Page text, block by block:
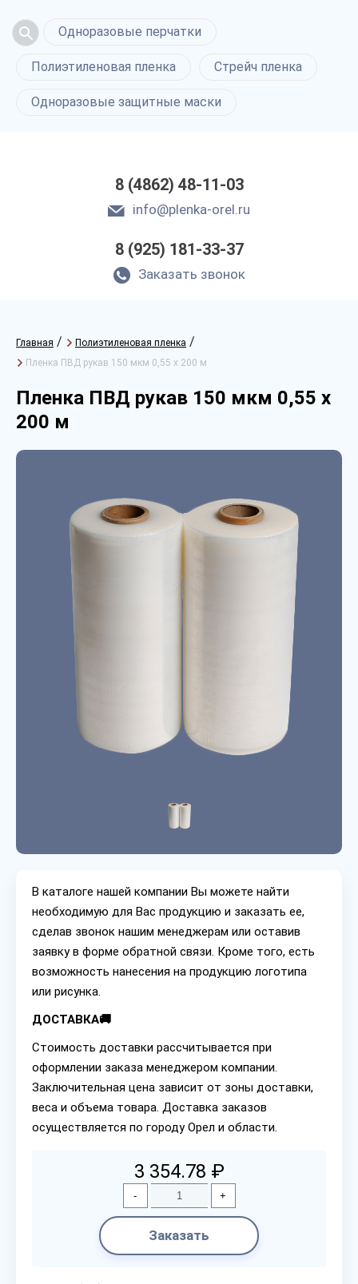
Одноразовые перчатки
Полиэтиленовая пленка Стрейч пленка
Одноразовые защитные маски
8 (4862) 48-11-03
info@plenka-orel.ru
8 (925) 181-33-37
Заказать звонок
Главная / Полиэтиленовая пленка /
Пленка ПВД рукав 150 мкм 0,55 х 200 м
Пленка ПВД рукав 150 мкм 0,55 х
200 м
В каталоге нашей компании Вы можете найти
необходимую для Вас продукцию и заказать ее,
сделав звонок нашим менеджерам или оставив
заявку в форме обратной связи. Кроме того, есть
возможность нанесения на продукцию логотипа
или рисунка.
ДОСТАВКА🚚
Стоимость доставки рассчитывается при
оформлении заказа менеджером компании.
Заключительная цена зависит от зоны доставки,
веса и объема товара. Доставка заказов
осуществляется по городу Орел и области.
3 354.78 ₽
- +
Заказать